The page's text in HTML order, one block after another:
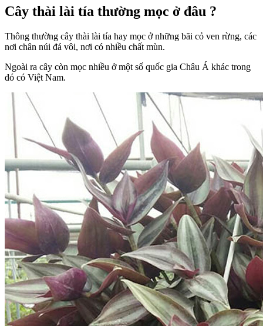
Cây thài lài tía thường mọc ở đâu ?
Thông thường cây thài lài tía hay mọc ở những bãi cỏ ven rừng, các
nơi chân núi đá vôi, nơi có nhiều chất mùn.
Ngoài ra cây còn mọc nhiều ở một số quốc gia Châu Á khác trong
đó có Việt Nam.